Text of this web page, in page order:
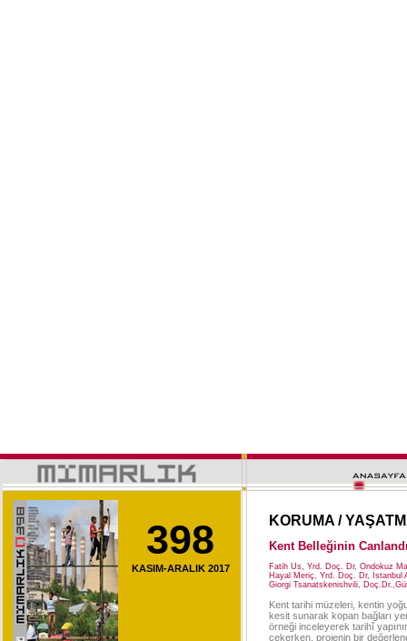
398
KASIM-ARALIK 2017
KORUMA /
Kent Belleğinin
Fatih Us, Yrd. Doç. Dr, Ondokuz
Hayal Meriç, Yrd. Doç. Dr, İstanbul
Giorgi Tsanatskenishvili,
Kent tarihi müzeleri, kentin
kesit sunarak kopan bağları
örneği inceleyerek tarihî
çekerken, projenin bir